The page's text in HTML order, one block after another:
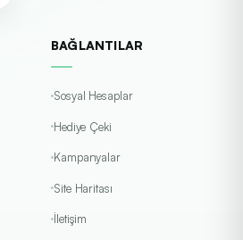
BAĞLANTILAR
Sosyal Hesaplar
Hediye Çeki
Kampanyalar
Site Haritası
İletişim